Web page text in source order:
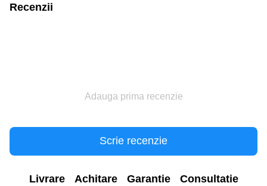
Recenzii
Adauga prima recenzie
Scrie recenzie
Livrare Achitare Garantie Consultatie